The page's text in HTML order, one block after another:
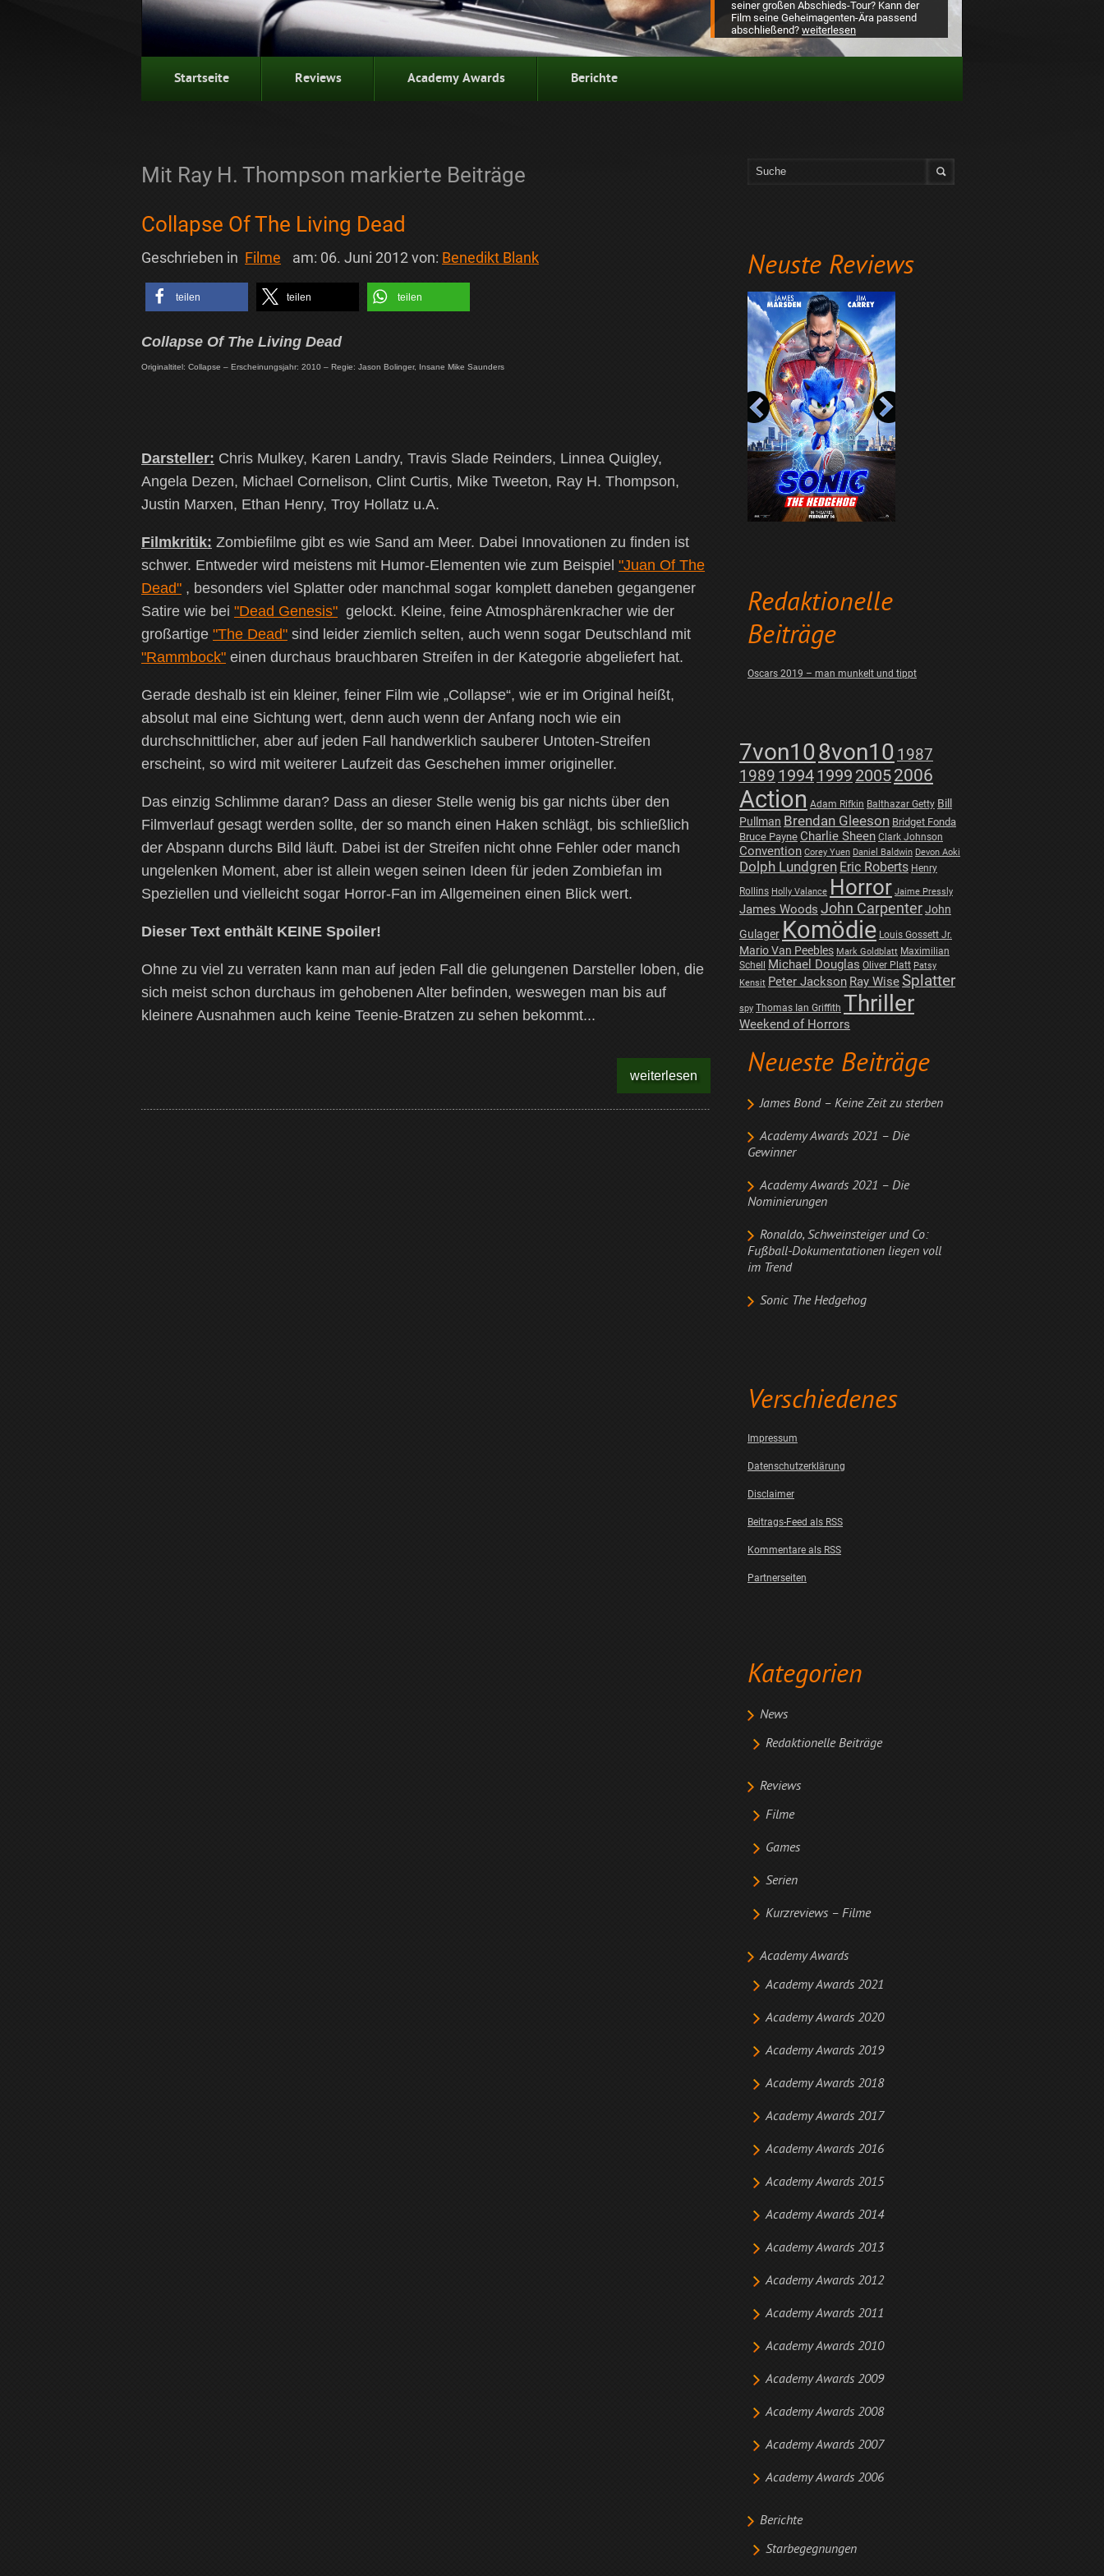
seiner großen Abschieds-Tour? Kann der
Film seine Geheimagenten-Ära passend
abschließend? weiterlesen
Startseite Reviews Academy Awards Berichte
Neuste Reviews
Redaktionelle
Beiträge
Oscars 2019 – man munkelt und tippt
7von108von10 1987
1989 19941999 20052006
Action Adam Rifkin Balthazar Getty Bill
Pullman Brendan Gleeson Bridget Fonda
Bruce Payne Charlie Sheen Clark Johnson
Convention Corey Yuen Daniel Baldwin Devon Aoki
Dolph Lundgren Eric Roberts Henry
Rollins Holly Valance Horror Jaime Pressly
James Woods John CarpenterJohn
Gulager Komödie Louis Gossett Jr.
Mario Van Peebles Mark Goldblatt Maximilian
Schell
Michael Douglas Oliver Platt Patsy
Kensit Peter Jackson Ray WiseSplatter
spy Thomas Ian Griffith Thriller
Weekend of Horrors
Neueste Beiträge
James Bond – Keine Zeit zu sterben
Academy Awards 2021 – Die
Gewinner
Academy Awards 2021 – Die
Nominierungen
Ronaldo, Schweinsteiger und Co:
Fußball-Dokumentationen liegen voll
im Trend
Sonic The Hedgehog
Verschiedenes
Impressum
Datenschutzerklärung
Disclaimer
Beitrags-Feed als RSS
Kommentare als RSS
Partnerseiten
Kategorien
News
Redaktionelle Beiträge
Reviews
Filme
Games
Serien
Kurzreviews – Filme
Academy Awards
Academy Awards 2021
Academy Awards 2020
Academy Awards 2019
Academy Awards 2018
Academy Awards 2017
Academy Awards 2016
Academy Awards 2015
Academy Awards 2014
Academy Awards 2013
Academy Awards 2012
Academy Awards 2011
Academy Awards 2010
Academy Awards 2009
Academy Awards 2008
Academy Awards 2007
Academy Awards 2006
Berichte
Starbegegnungen
Mit Ray H. Thompson markierte Beiträge
Collapse Of The Living Dead
Geschrieben in Filme am: 06. Juni 2012von: Benedikt Blank
teilen teilen teilen
Collapse Of The Living Dead
Originaltitel: Collapse – Erscheinungsjahr: 2010 – Regie: Jason Bolinger, Insane Mike Saunders
Darsteller: Chris Mulkey, Karen Landry, Travis Slade Reinders, Linnea Quigley,
Angela Dezen, Michael Cornelison, Clint Curtis, Mike Tweeton, Ray H. Thompson,
Justin Marxen, Ethan Henry, Troy Hollatz u.A.
Filmkritik: Zombiefilme gibt es wie Sand am Meer. Dabei Innovationen zu finden ist
schwer. Entweder wird meistens mit Humor-Elementen wie zum Beispiel "Juan Of The
Dead" , besonders viel Splatter oder manchmal sogar komplett daneben gegangener
Satire wie bei "Dead Genesis" gelockt. Kleine, feine Atmosphärenkracher wie der
großartige "The Dead" sind leider ziemlich selten, auch wenn sogar Deutschland mit
"Rammbock" einen durchaus brauchbaren Streifen in der Kategorie abgeliefert hat.
Gerade deshalb ist ein kleiner, feiner Film wie „Collapse“, wie er im Original heißt,
absolut mal eine Sichtung wert, denn auch wenn der Anfang noch wie ein
durchschnittlicher, aber auf jeden Fall handwerklich sauberer Untoten-Streifen
erscheint, so wird mit weiterer Laufzeit das Geschehen immer origineller.
Das einzig Schlimme daran? Dass an dieser Stelle wenig bis gar nichts über den
Filmverlauf gesagt werden sollte, der so manch einen Haken schlägt, bis schließlich
der Abspann durchs Bild läuft. Dabei ist der Streifen nicht ohne Fehler oder manch
ungelenken Moment, aber ist allein wegen seinen Ideen für jeden Zombiefan im
Speziellen und vielleicht sogar Horror-Fan im Allgemeinen einen Blick wert.
Dieser Text enthält KEINE Spoiler!
Ohne zu viel zu verraten kann man auf jeden Fall die gelungenen Darsteller loben, die
sich meist schon durchaus im gehobenen Alter befinden, weswegen man bis auf
kleinere Ausnahmen auch keine Teenie-Bratzen zu sehen bekommt...
weiterlesen